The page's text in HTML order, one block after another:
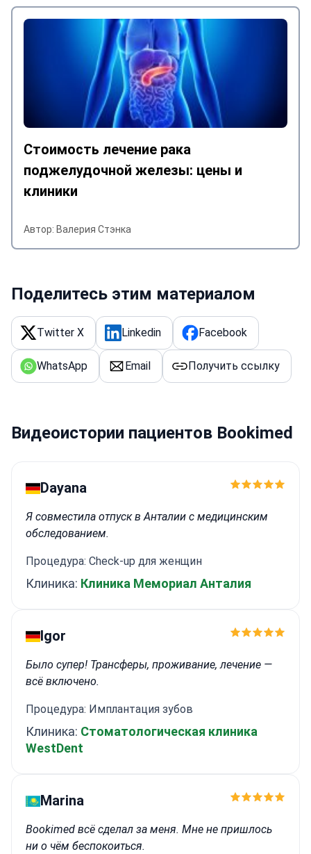
Стоимость лечение рака
поджелудочной железы: цены и
клиники
Автор: Валерия Стэнка
Поделитесь этим материалом
Twitter X Linkedin Facebook
WhatsApp Email Получить ссылку
Видеоистории пациентов Bookimed
Dayana
Я совместила отпуск в Анталии с медицинским
обследованием.
Процедура: Check-up для женщин
Клиника: Клиника Мемориал Анталия
Igor
Было супер! Трансферы, проживание, лечение —
всё включено.
Процедура: Имплантация зубов
Клиника: Стоматологическая клиника
WestDent
Marina
Bookimed всё сделал за меня. Мне не пришлось
ни о чём беспокоиться.